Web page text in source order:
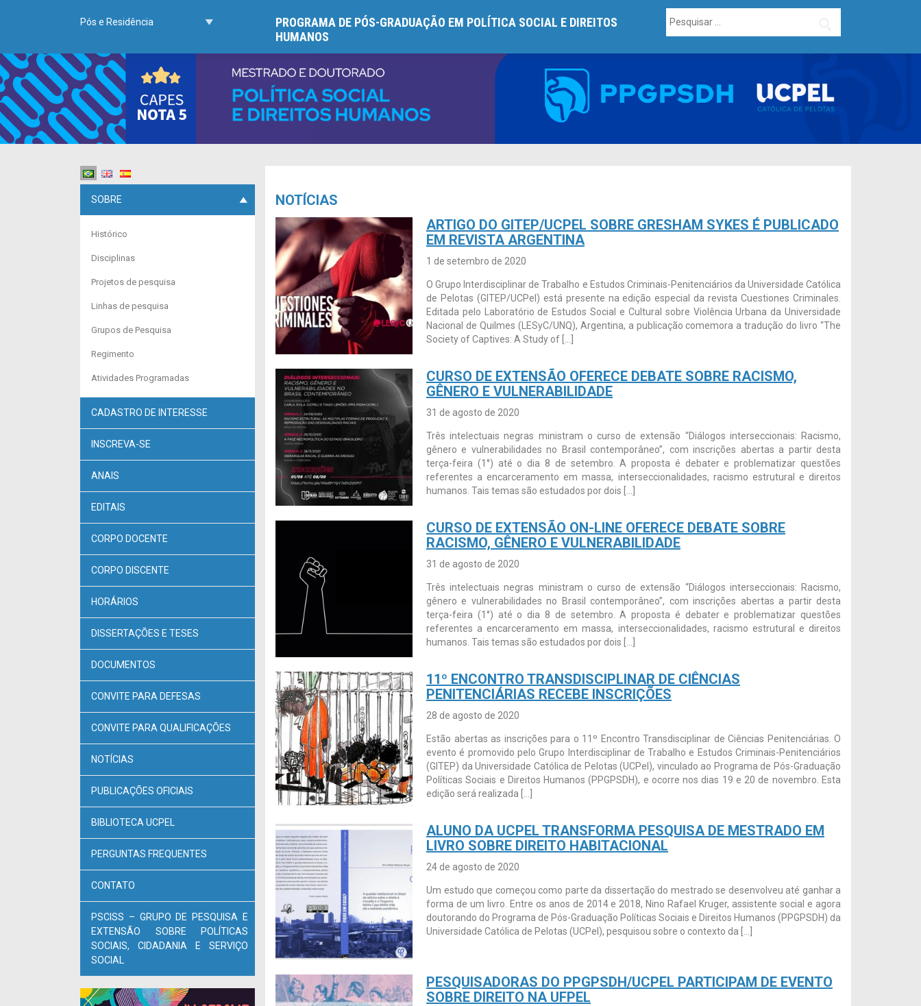
Pós e Residência
PROGRAMA DE PÓS-GRADUAÇÃO EM POLÍTICA SOCIAL E DIREITOS
HUMANOS
por:
SOBRE
Histórico
Disciplinas
Projetos de pesquisa
Linhas de pesquisa
Grupos de Pesquisa
Regimento
Atividades Programadas
CADASTRO DE INTERESSE
INSCREVA-SE
ANAIS
EDITAIS
CORPO DOCENTE
CORPO DISCENTE
HORÁRIOS
DISSERTAÇÕES E TESES
DOCUMENTOS
CONVITE PARA DEFESAS
CONVITE PARA QUALIFICAÇÕES
NOTÍCIAS
PUBLICAÇÕES OFICIAIS
BIBLIOTECA UCPEL
PERGUNTAS FREQUENTES
CONTATO
PSCISS – GRUPO DE PESQUISA E
EXTENSÃO SOBRE POLÍTICAS
SOCIAIS, CIDADANIA E SERVIÇO
SOCIAL
NOTÍCIAS
ARTIGO DO GITEP/UCPEL SOBRE GRESHAM SYKES É PUBLICADO
EM REVISTA ARGENTINA
1 de setembro de 2020
O Grupo Interdisciplinar de Trabalho e Estudos Criminais-Penitenciários da Universidade Católica
de Pelotas (GITEP/UCPel) está presente na edição especial da revista Cuestiones Criminales.
Editada pelo Laboratório de Estudos Social e Cultural sobre Violência Urbana da Universidade
Nacional de Quilmes (LESyC/UNQ), Argentina, a publicação comemora a tradução do livro “The
Society of Captives: A Study of […]
CURSO DE EXTENSÃO OFERECE DEBATE SOBRE RACISMO,
GÊNERO E VULNERABILIDADE
31 de agosto de 2020
Três intelectuais negras ministram o curso de extensão “Diálogos interseccionais: Racismo,
gênero e vulnerabilidades no Brasil contemporâneo”, com inscrições abertas a partir desta
terça-feira (1°) até o dia 8 de setembro. A proposta é debater e problematizar questões
referentes a encarceramento em massa, interseccionalidades, racismo estrutural e direitos
humanos. Tais temas são estudados por dois […]
CURSO DE EXTENSÃO ON-LINE OFERECE DEBATE SOBRE
RACISMO, GÊNERO E VULNERABILIDADE
31 de agosto de 2020
Três intelectuais negras ministram o curso de extensão “Diálogos interseccionais: Racismo,
gênero e vulnerabilidades no Brasil contemporâneo”, com inscrições abertas a partir desta
terça-feira (1°) até o dia 8 de setembro. A proposta é debater e problematizar questões
referentes a encarceramento em massa, interseccionalidades, racismo estrutural e direitos
humanos. Tais temas são estudados por dois […]
11º ENCONTRO TRANSDISCIPLINAR DE CIÊNCIAS
PENITENCIÁRIAS RECEBE INSCRIÇÕES
28 de agosto de 2020
Estão abertas as inscrições para o 11º Encontro Transdisciplinar de Ciências Penitenciárias. O
evento é promovido pelo Grupo Interdisciplinar de Trabalho e Estudos Criminais-Penitenciários
(GITEP) da Universidade Católica de Pelotas (UCPel), vinculado ao Programa de Pós-Graduação
Políticas Sociais e Direitos Humanos (PPGPSDH), e ocorre nos dias 19 e 20 de novembro. Esta
edição será realizada […]
ALUNO DA UCPEL TRANSFORMA PESQUISA DE MESTRADO EM
LIVRO SOBRE DIREITO HABITACIONAL
24 de agosto de 2020
Um estudo que começou como parte da dissertação do mestrado se desenvolveu até ganhar a
forma de um livro. Entre os anos de 2014 e 2018, Nino Rafael Kruger, assistente social e agora
doutorando do Programa de Pós-Graduação Políticas Sociais e Direitos Humanos (PPGPSDH) da
Universidade Católica de Pelotas (UCPel), pesquisou sobre o contexto da […]
PESQUISADORAS DO PPGPSDH/UCPEL PARTICIPAM DE EVENTO
SOBRE DIREITO NA UFPEL